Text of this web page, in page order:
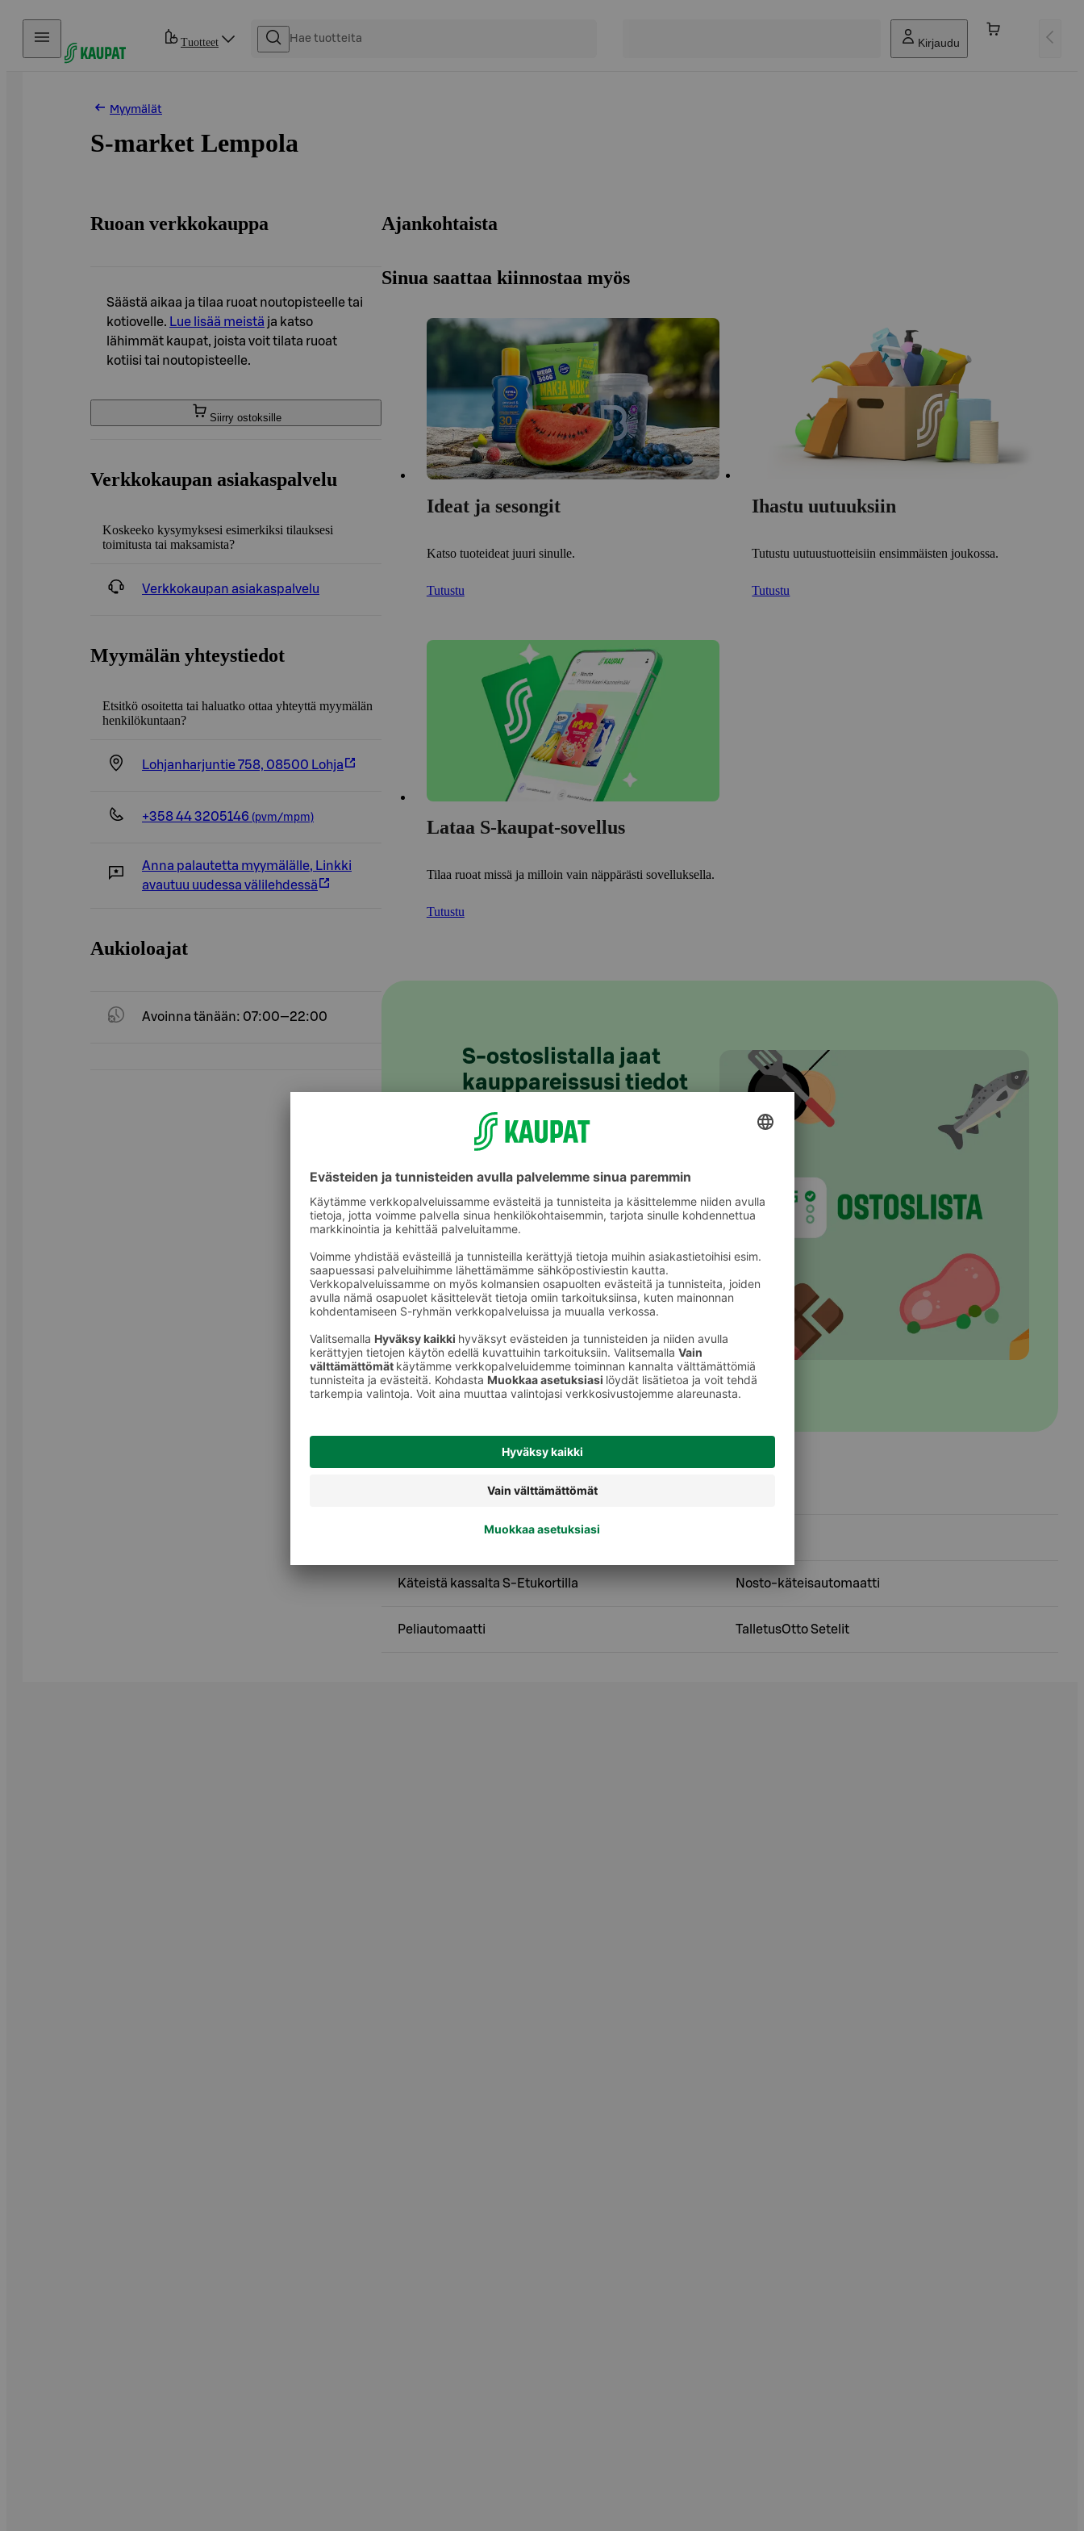
Hyppää sisältöön
Tuotteet Kirjaudu
Myymälät
S-market Lempola
Ruoan verkkokauppa
Säästä aikaa ja tilaa ruoat noutopisteelle tai
kotiovelle. Lue lisää meistä ja katso
lähimmät kaupat, joista voit tilata ruoat
kotiisi tai noutopisteelle.
Siirry ostoksille
Verkkokaupan asiakaspalvelu
Koskeeko kysymyksesi esimerkiksi tilauksesi
toimitusta tai maksamista?
Verkkokaupan asiakaspalvelu
Myymälän yhteystiedot
Etsitkö osoitetta tai haluatko ottaa yhteyttä myymälän
henkilökuntaan?
Lohjanharjuntie 758, 08500 Lohja
+358 44 3205146 (pvm/mpm)
Anna palautetta myymälälle, Linkki
avautuu uudessa välilehdessä
Aukioloajat
Avoinna tänään: 07:00—22:00
Ajankohtaista
Sinua saattaa kiinnostaa myös
Ideat ja sesongit
Katso tuoteideat juuri sinulle.
Tutustu
Ihastu uutuuksiin
Tutustu uutuustuotteisiin ensimmäisten joukossa.
Tutustu
Lataa S-kaupat-sovellus
Tilaa ruoat missä ja milloin vain näppärästi sovelluksella.
Tutustu
S-ostoslistalla jaat
kauppareissusi tiedot
helposti koko
perheelle
S-ostoslista-sovelluksesta löydät nyt
kaikki S-ryhmän myymälät, niiden
valikoimat ja tuotteiden hinnat. Voit
rakentaa ostoslistan kätevästi
sovelluksessa ja jakaa sen
perheenjäsenille täydennettäväksi.
S-kaupat-ruokaverkkokaupassa voit
kotiin tai noutopisteelle.
Lataa S-ostoslista-sovellus
Palvelut
Ekopiste - Pullonpalautus
Käteistä kassalta S-Etukortilla Nosto-käteisautomaatti
Peliautomaatti TalletusOtto Setelit